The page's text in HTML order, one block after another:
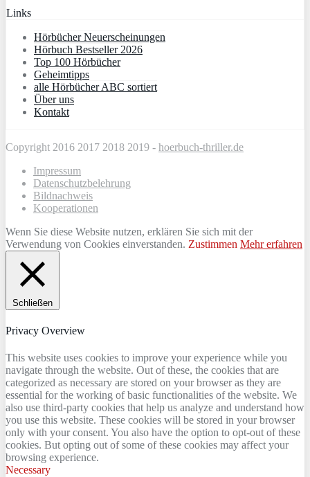
Links
Hörbücher Neuerscheinungen
Hörbuch Bestseller 2026
Top 100 Hörbücher
Geheimtipps
alle Hörbücher ABC sortiert
Über uns
Kontakt
Copyright 2016 2017 2018 2019 - hoerbuch-thriller.de
Impressum
Datenschutzbelehrung
Bildnachweis
Kooperationen
Wenn Sie diese Website nutzen, erklären Sie sich mit der
Verwendung von Cookies einverstanden. Zustimmen Mehr erfahren
Schließen
Privacy Overview
This website uses cookies to improve your experience while you
navigate through the website. Out of these, the cookies that are
categorized as necessary are stored on your browser as they are
essential for the working of basic functionalities of the website. We
also use third-party cookies that help us analyze and understand how
you use this website. These cookies will be stored in your browser
only with your consent. You also have the option to opt-out of these
cookies. But opting out of some of these cookies may affect your
browsing experience.
Necessary